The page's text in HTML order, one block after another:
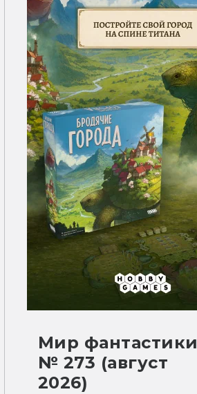
Мир фантастики
№ 273 (август
2026)